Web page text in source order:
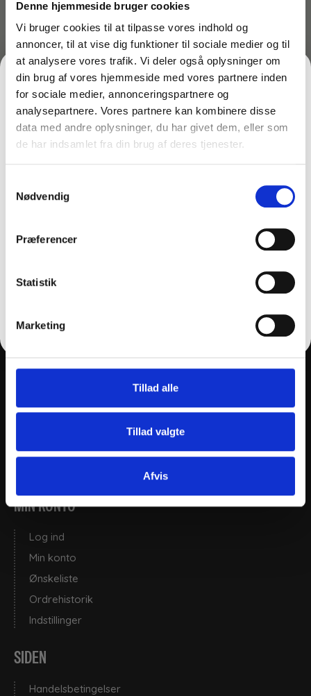
Denne hjemmeside bruger cookies
Vi bruger cookies til at tilpasse vores indhold og
annoncer, til at vise dig funktioner til sociale medier og til
at analysere vores trafik. Vi deler også oplysninger om
din brug af vores hjemmeside med vores partnere inden
for sociale medier, annonceringspartnere og
analysepartnere. Vores partnere kan kombinere disse
data med andre oplysninger, du har givet dem, eller som
de har indsamlet fra din brug af deres tjenester.
Nødvendig
Præferencer
Statistik
Marketing
Tillad alle
Tillad valgte
Afvis
119,20kr. ekskl. moms
TILFØJ TIL KURV
Lagervare til omgående levering
produkter:
+45 2169 5655
Gartnerivej 26, 7500, Holstebro
Telefontid:
9.00 - 13:00 alle hverdage.
MIN KONTO
Log ind
Min konto
Ønskeliste
Ordrehistorik
Indstillinger
SIDEN
Handelsbetingelser
FÅ 10% PÅ DIN FØRSTE ORDRE